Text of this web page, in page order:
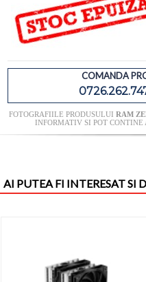
COMANDA
FOTOGRAFIILE PRODUSULUI RAM
INFORMATIV SI POT CONTINE
AI PUTEA FI INTERESAT SI